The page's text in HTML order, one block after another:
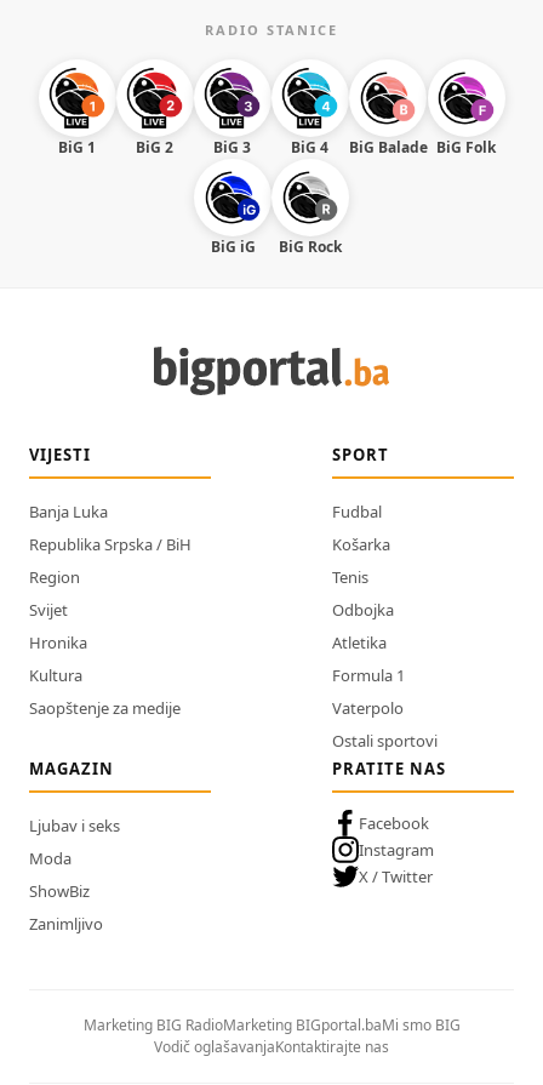
RADIO STANICE
BiG 1 BiG 2 BiG 3 BiG 4 BiG Balade BiG Folk
BiG iG BiG Rock
VIJESTI
Banja Luka
Republika Srpska / BiH
Region
Svijet
Hronika
Kultura
Saopštenje za medije
SPORT
Fudbal
Košarka
Tenis
Odbojka
Atletika
Formula 1
Vaterpolo
Ostali sportovi
MAGAZIN
Ljubav i seks
Moda
ShowBiz
Zanimljivo
PRATITE NAS
Facebook
Instagram
X / Twitter
Marketing BIG RadioMarketing BIGportal.baMi smo BIG
Vodič oglašavanjaKontaktirajte nas